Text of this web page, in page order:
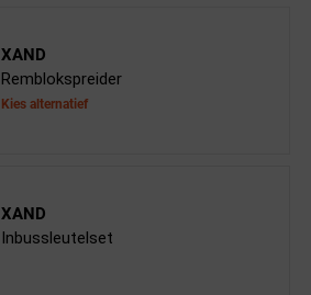
XAND
Remblokspreider
Kies alternatief
XAND
Inbussleutelset